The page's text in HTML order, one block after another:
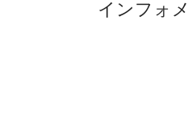
インフォ